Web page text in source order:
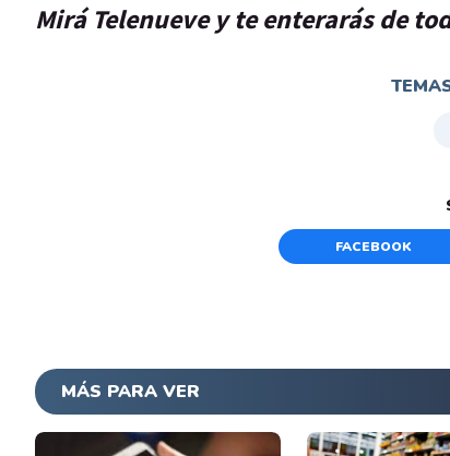
Mirá Telenueve y te enterarás de
FACEBOOK
MÁS PARA VER